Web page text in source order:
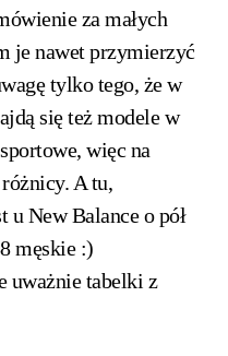
za małych
je nawet przymierzyć
tylko tego, że w
się też modele w
więc na
A tu,
u New Balance o pół
męskie :)
uważnie tabelki z